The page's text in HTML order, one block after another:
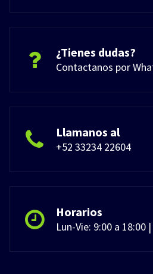
¿Tienes dudas?
Contactanos por
Llamanos al
+52 33234 22604
Horarios
Lun-Vie: 9:00 a 18:00